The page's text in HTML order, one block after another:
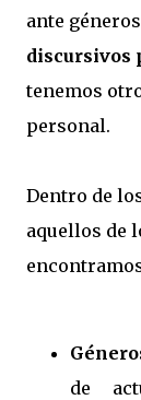
ante
discursivos
tenemos
personal.
Dentro de
aquellos de
de